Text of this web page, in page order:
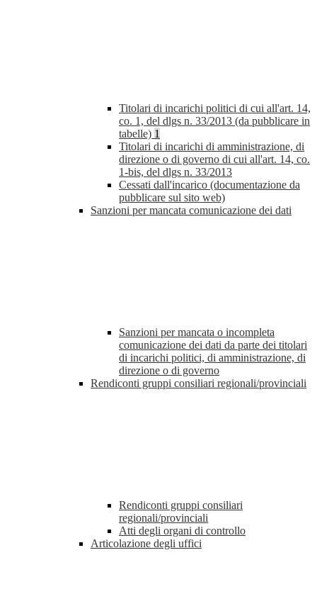
Titolari di incarichi politici di cui all'art. 14,
co. 1, del dlgs n. 33/2013 (da pubblicare in
tabelle) 1
Titolari di incarichi di amministrazione, di
direzione o di governo di cui all'art. 14, co.
1-bis, del dlgs n. 33/2013
Cessati dall'incarico (documentazione da
pubblicare sul sito web)
Sanzioni per mancata comunicazione dei dati
Sanzioni per mancata o incompleta
comunicazione dei dati da parte dei titolari
di incarichi politici, di amministrazione, di
direzione o di governo
Rendiconti gruppi consiliari regionali/provinciali
Rendiconti gruppi consiliari
regionali/provinciali
Atti degli organi di controllo
Articolazione degli uffici